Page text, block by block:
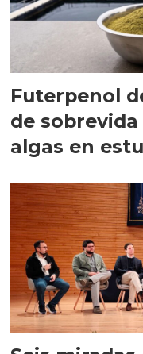
Futerpenol
de
algas en